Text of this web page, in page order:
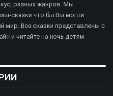
разных жанров. Мы
сказки что бы Вы могли
мир. Все сказки представлены с
и читайте на ночь детям